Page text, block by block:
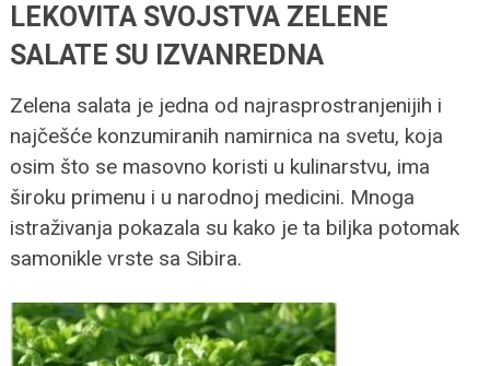
LEKOVITA SVOJSTVA ZELENE
SALATE SU IZVANREDNA
Zelena salata je jedna od najrasprostranjenijih i
najčešće konzumiranih namirnica na svetu, koja
osim što se masovno koristi u kulinarstvu, ima
široku primenu i u narodnoj medicini. Mnoga
istraživanja pokazala su kako je ta biljka potomak
samonikle vrste sa Sibira.